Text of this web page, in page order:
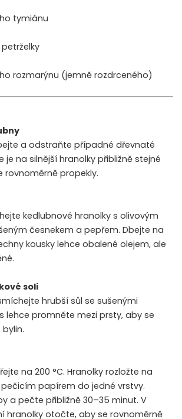
tymiánu
rozmarýnu (jemně rozdrceného)
a odstraňte případné dřevnaté
je na silnější hranolky přibližně stejné
rovnoměrně propekly.
kedlubnové hranolky s olivovým
česnekem a pepřem. Dbejte na
kousky lehce obalené olejem, ale
soli
hrubší sůl se sušenými
lehce promněte mezi prsty, aby se
na 200 °C. Hranolky rozložte na
papírem do jedné vrstvy.
a pečte přibližně 30–35 minut. V
hranolky otočte, aby se rovnoměrně